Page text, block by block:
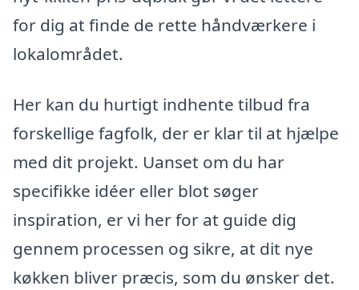
for dig at finde de rette håndværkere i
lokalområdet.
Her kan du hurtigt indhente tilbud fra
forskellige fagfolk, der er klar til at hjælpe
med dit projekt. Uanset om du har
specifikke idéer eller blot søger
inspiration, er vi her for at guide dig
gennem processen og sikre, at dit nye
køkken bliver præcis, som du ønsker det.